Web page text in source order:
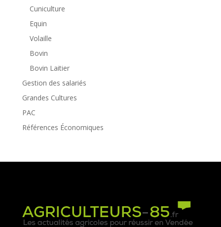
Cuniculture
Equin
Volaille
Bovin
Bovin Laitier
Gestion des salariés
Grandes Cultures
PAC
Références Économiques